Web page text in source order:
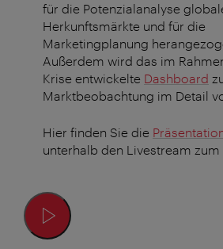
für die Potenzialanalyse
Herkunftsmärkte und für die
Marketingplanung
Außerdem wird das im
Krise entwickelte Dashboard
Marktbeobachtung im Detail
Hier finden Sie die
unterhalb den Livestream zum